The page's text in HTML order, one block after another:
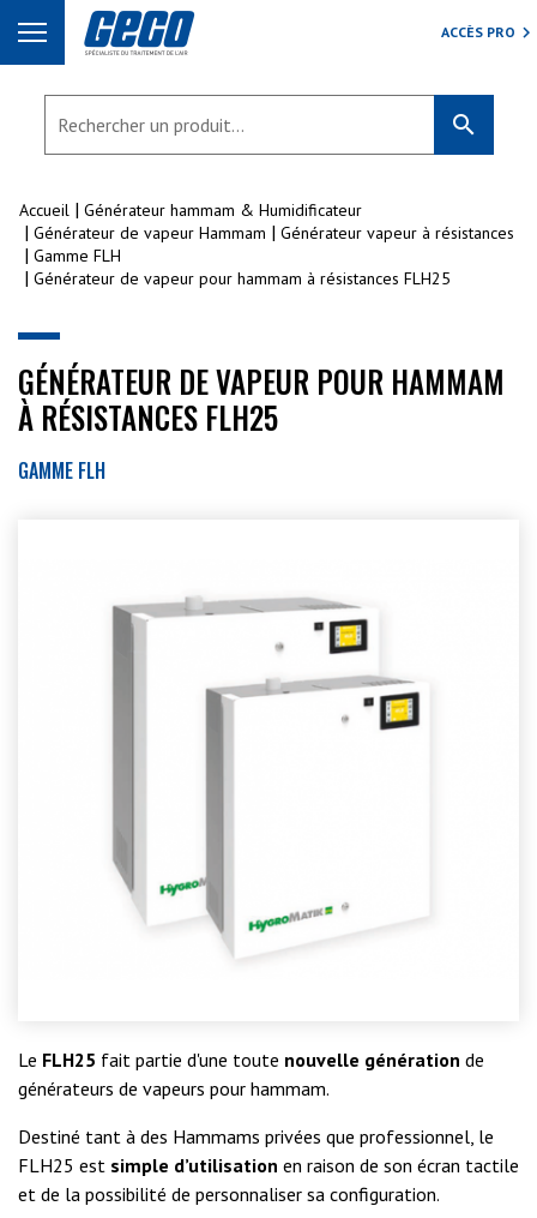
ACCÈS PRO
search
Accueil
Générateur hammam & Humidificateur
Générateur de vapeur Hammam
Générateur vapeur à résistances
Gamme FLH
Générateur de vapeur pour hammam à résistances FLH25
GÉNÉRATEUR DE VAPEUR POUR HAMMAM
À RÉSISTANCES FLH25
GAMME FLH
Le FLH25 fait partie d'une toute nouvelle génération de
générateurs de vapeurs pour hammam.
Destiné tant à des Hammams privées que professionnel, le
FLH25 est simple d’utilisation en raison de son écran tactile
et de la possibilité de personnaliser sa configuration.